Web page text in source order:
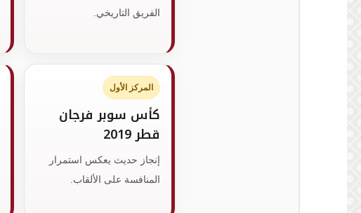
الفريق التاريخي.
المركز الأول
كأس سوبر فرجان
قطر 2019
إنجاز حديث يعكس استمرار
المنافسة على الألقاب.